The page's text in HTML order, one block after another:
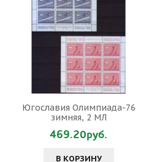
Югославия Олимпиада-76
зимняя, 2 МЛ
469.20руб.
В КОРЗИНУ